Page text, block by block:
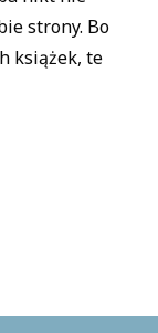
strony. Bo
książek, te
NA WOLNYCH